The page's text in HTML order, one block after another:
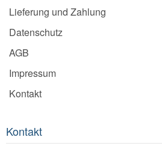
Lieferung und Zahlung
Datenschutz
AGB
Impressum
Kontakt
Kontakt